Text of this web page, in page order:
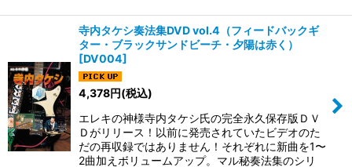
寺内タケシ奏法集DVD vol.4（フィードバックギ
ター・ブラックサンドビーチ・夕陽は赤く）
[DV004]
4,378円(税込)
エレキの神様寺内タケシ氏の完全永久保存版ＤＶ
Ｄがリリース！以前に発売されていたビデオのた
だの再収録ではありません！それぞれに新曲を1〜
2曲加えボリュームアップ。マル秘奏法集のシリ